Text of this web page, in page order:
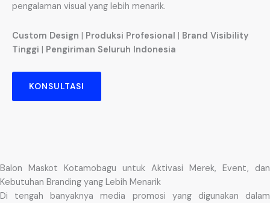
pengalaman visual yang lebih menarik.
Custom Design | Produksi Profesional | Brand Visibility
Tinggi | Pengiriman Seluruh Indonesia
KONSULTASI
Balon Maskot Kotamobagu untuk Aktivasi Merek, Event, dan
Kebutuhan Branding yang Lebih Menarik
Di tengah banyaknya media promosi yang digunakan dalam